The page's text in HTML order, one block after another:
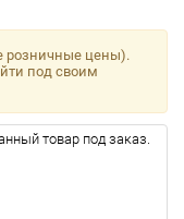
розничные цены).
под своим
товар под заказ.